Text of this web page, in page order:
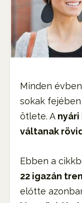
Minden
sokak
ötlete. A nyári
váltanak
Ebben a
22 igazán
előtte